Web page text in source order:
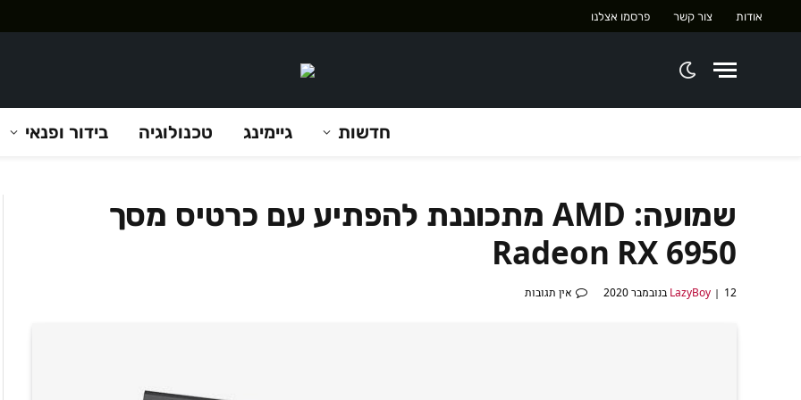
אודות צור קשר פרסמו אצלנו
חדשות גיימינג טכנולוגיה בידור ופנאי
שמועה: AMD מתכוננת להפתיע עם כרטיס מסך
Radeon RX 6950
LazyBoy 12 בנובמבר 2020 אין תגובות